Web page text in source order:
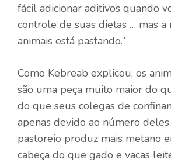
fácil adicionar aditivos quando
controle de suas dietas … mas a
animais está pastando.”
Como Kebreab explicou, os
são uma peça muito maior do
do que seus colegas de
apenas devido ao número
pastoreio produz mais metano
cabeça do que gado e vacas